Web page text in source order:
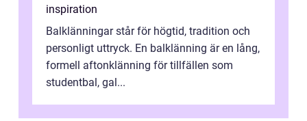
inspiration
Balklänningar står för högtid, tradition och
personligt uttryck. En balklänning är en lång,
formell aftonklänning för tillfällen som
studentbal, gal...